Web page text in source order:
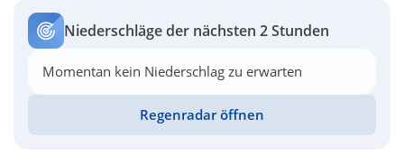
Niederschläge der nächsten 2 Stunden
Momentan kein Niederschlag zu erwarten
Regenradar öffnen